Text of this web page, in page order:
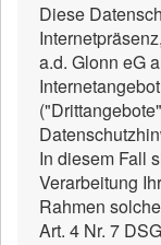
Diese
a.d. Glonn eG
In diesem Fall
Verarbeitung
Rahmen
Art. 4 Nr. 7